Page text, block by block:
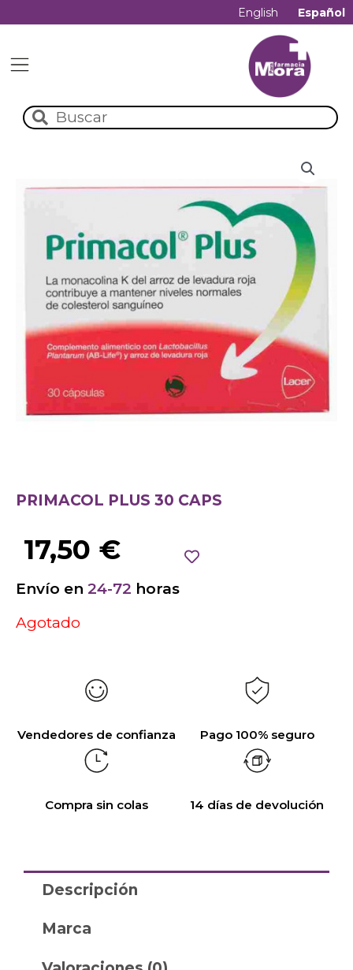
English Español
PRIMACOL PLUS 30 CAPS
17,50 €
Envío en 24-72 horas
Agotado
Vendedores de confianza Pago 100% seguro
Compra sin colas 14 días de devolución
Descripción
Marca